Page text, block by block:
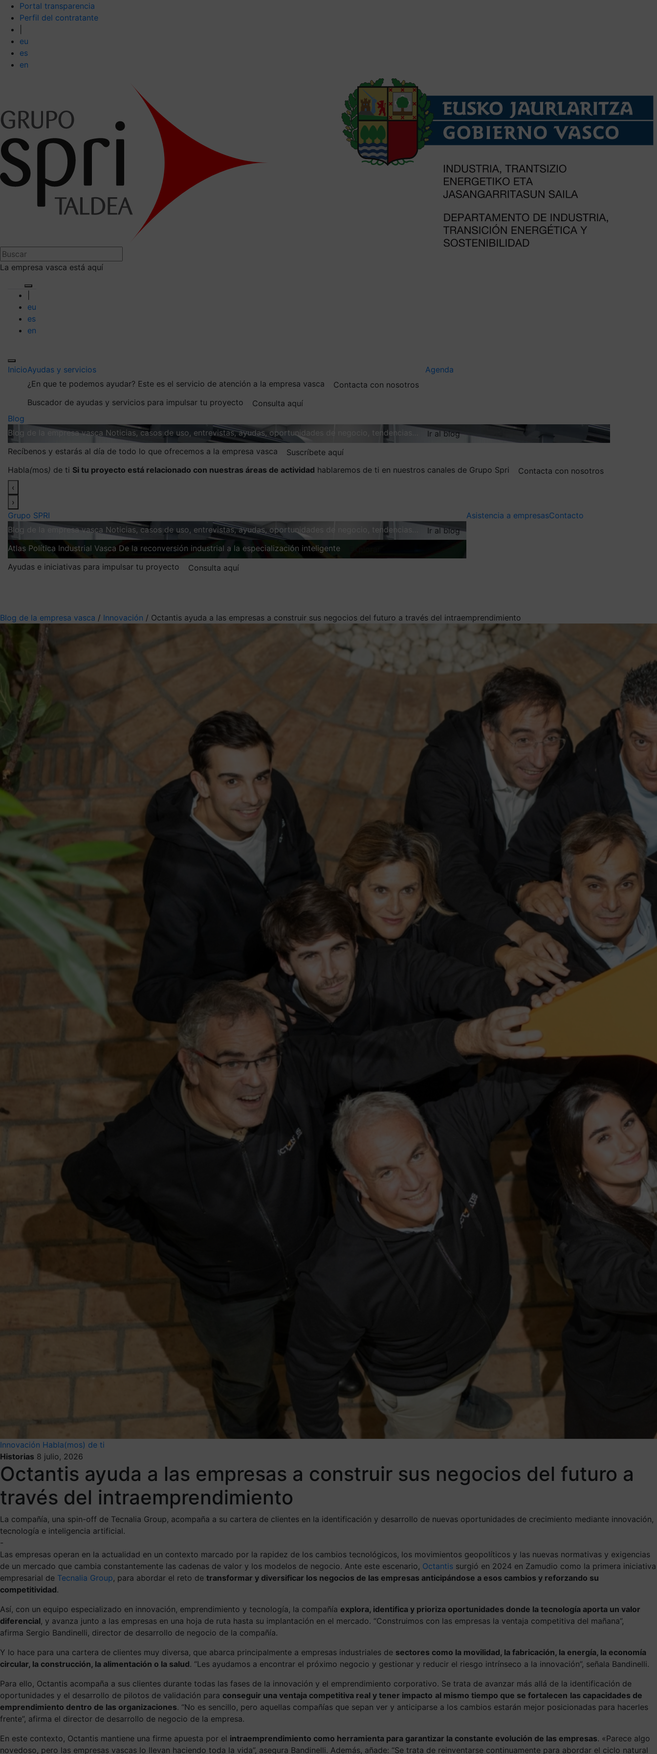
Portal transparencia
Perfil del contratante
eu
es
en
La empresa vasca está aquí
eu
es
en
InicioAyudas y servicios
¿En que te podemos ayudar? Este es el servicio de atención a la empresa vasca
Contacta con nosotros
Buscador de ayudas y servicios para impulsar tu proyecto
Consulta aquí
Agenda
Blog
Blog de la empresa vasca Noticias, casos de uso, entrevistas, ayudas, oportunidades de negocio, tendencias…
Ir al blog
Recíbenos y estarás al día de todo lo que ofrecemos a la empresa vasca
Suscríbete aquí
Habla(mos) de ti Si tu proyecto está relacionado con nuestras áreas de actividad hablaremos de ti en nuestros canales de Grupo Spri
Contacta con nosotros
‹
›
Grupo SPRI
Blog de la empresa vasca Noticias, casos de uso, entrevistas, ayudas, oportunidades de negocio, tendencias…
Ir al blog
Atlas Política Industrial Vasca De la reconversión industrial a la especialización inteligente
Ayudas e iniciativas para impulsar tu proyecto
Consulta aquí
Asistencia a empresasContacto
Blog de la empresa vasca / Innovación / Octantis ayuda a las empresas a construir sus negocios del futuro a través del intraemprendimiento
Innovación Habla(mos) de ti
Historias 8 julio, 2026
Octantis ayuda a las empresas a construir sus negocios del futuro a
través del intraemprendimiento
La compañía, una spin-off de Tecnalia Group, acompaña a su cartera de clientes en la identificación y desarrollo de nuevas oportunidades de crecimiento mediante innovación,
tecnología e inteligencia artificial.
-
Las empresas operan en la actualidad en un contexto marcado por la rapidez de los cambios tecnológicos, los movimientos geopolíticos y las nuevas normativas y exigencias
de un mercado que cambia constantemente las cadenas de valor y los modelos de negocio. Ante este escenario, Octantis surgió en 2024 en Zamudio como la primera iniciativa
empresarial de Tecnalia Group, para abordar el reto de transformar y diversificar los negocios de las empresas anticipándose a esos cambios y reforzando su
competitividad.
Así, con un equipo especializado en innovación, emprendimiento y tecnología, la compañía explora, identifica y prioriza oportunidades donde la tecnología aporta un valor
diferencial, y avanza junto a las empresas en una hoja de ruta hasta su implantación en el mercado. “Construimos con las empresas la ventaja competitiva del mañana”,
afirma Sergio Bandinelli, director de desarrollo de negocio de la compañía.
Y lo hace para una cartera de clientes muy diversa, que abarca principalmente a empresas industriales de sectores como la movilidad, la fabricación, la energía, la economía
circular, la construcción, la alimentación o la salud. “Les ayudamos a encontrar el próximo negocio y gestionar y reducir el riesgo intrínseco a la innovación”, señala Bandinelli.
Para ello, Octantis acompaña a sus clientes durante todas las fases de la innovación y el emprendimiento corporativo. Se trata de avanzar más allá de la identificación de
oportunidades y el desarrollo de pilotos de validación para conseguir una ventaja competitiva real y tener impacto al mismo tiempo que se fortalecen las capacidades de
emprendimiento dentro de las organizaciones. “No es sencillo, pero aquellas compañías que sepan ver y anticiparse a los cambios estarán mejor posicionadas para hacerles
frente”, afirma el director de desarrollo de negocio de la empresa.
En este contexto, Octantis mantiene una firme apuesta por el intraemprendimiento como herramienta para garantizar la constante evolución de las empresas. «Parece algo
novedoso, pero las empresas vascas lo llevan haciendo toda la vida”, asegura Bandinelli. Además, añade: “Se trata de reinventarse continuamente para abordar el ciclo natural